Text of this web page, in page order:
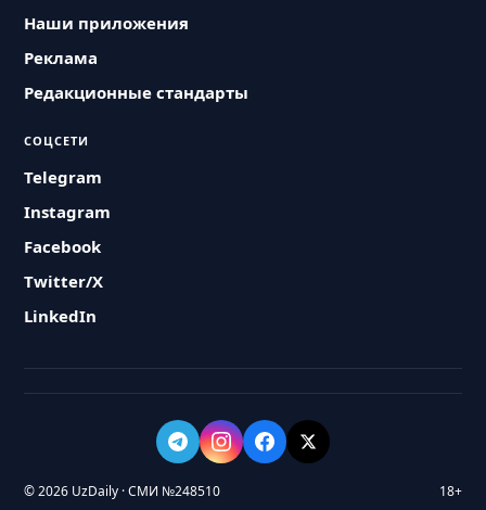
Наши приложения
Реклама
Редакционные стандарты
СОЦСЕТИ
Telegram
Instagram
Facebook
Twitter/X
LinkedIn
© 2026 UzDaily · СМИ №248510 18+